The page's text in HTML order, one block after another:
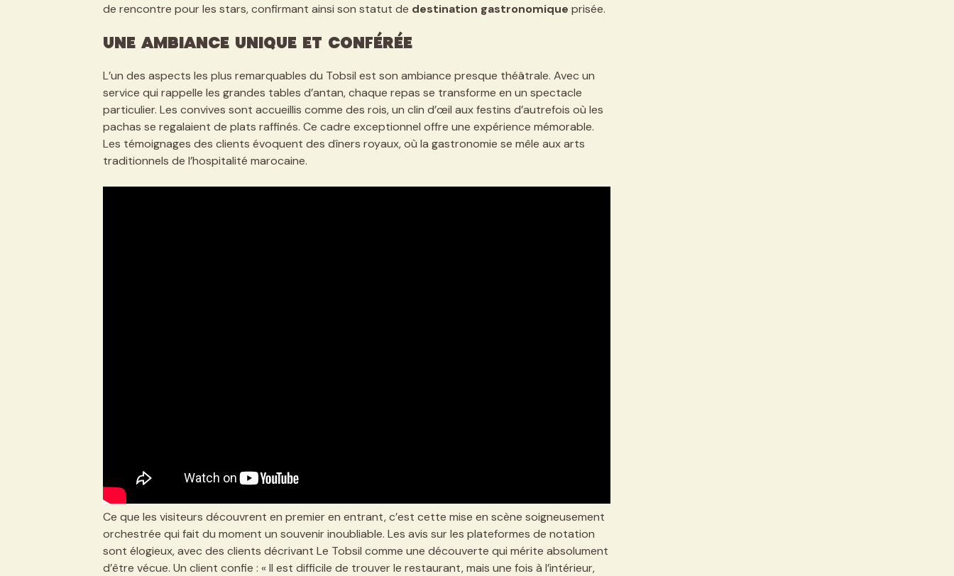
de rencontre pour les stars, confirmant ainsi son statut de destination gastronomique prisée.
Une ambiance unique et conférée
L’un des aspects les plus remarquables du Tobsil est son ambiance presque théâtrale. Avec un
service qui rappelle les grandes tables d’antan, chaque repas se transforme en un spectacle
particulier. Les convives sont accueillis comme des rois, un clin d’œil aux festins d’autrefois où les
pachas se regalaient de plats raffinés. Ce cadre exceptionnel offre une expérience mémorable.
Les témoignages des clients évoquent des dîners royaux, où la gastronomie se mêle aux arts
traditionnels de l’hospitalité marocaine.
Ce que les visiteurs découvrent en premier en entrant, c’est cette mise en scène soigneusement
orchestrée qui fait du moment un souvenir inoubliable. Les avis sur les plateformes de notation
sont élogieux, avec des clients décrivant Le Tobsil comme une découverte qui mérite absolument
d’être vécue. Un client confie : « Il est difficile de trouver le restaurant, mais une fois à l’intérieur,